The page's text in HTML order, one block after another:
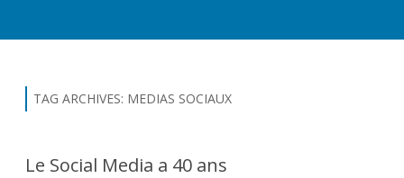
TAG ARCHIVES: MEDIAS SOCIAUX
Le Social Media a 40 ans